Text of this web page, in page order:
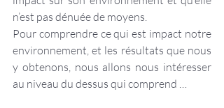
n’est pas dénuée de moyens.
Pour comprendre ce qui est impact notre
environnement, et les résultats que nous
y obtenons, nous allons nous intéresser
au niveau du dessus qui comprend …